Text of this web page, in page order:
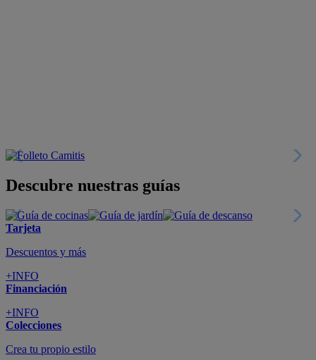
Descubre nuestras guías
Tarjeta
Descuentos y más
+INFO
Financiación
+INFO
Colecciones
Crea tu propio estilo